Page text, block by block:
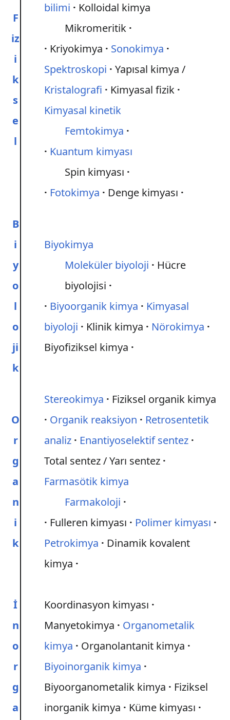
F
iz
i
k
s
e
l
bilimi
Kolloidal kimya
Mikromeritik
Kriyokimya
Sonokimya
Spektroskopi
Yapısal kimya /
Kristalografi
Kimyasal fizik
Kimyasal kinetik
Femtokimya
Kuantum kimyası
Spin kimyası
Fotokimya
Denge kimyası
B
i
y
o
l
o
ji
k
Biyokimya
Moleküler biyoloji
Hücre
biyolojisi
Biyoorganik kimya
Kimyasal
biyoloji
Klinik kimya
Nörokimya
Biyofiziksel kimya
O
r
g
a
n
i
k
Stereokimya
Fiziksel organik kimya
Organik reaksiyon
Retrosentetik
analiz
Enantiyoselektif sentez
Total sentez / Yarı sentez
Farmasötik kimya
Farmakoloji
Fulleren kimyası
Polimer kimyası
Petrokimya
Dinamik kovalent
kimya
İ
n
o
r
g
a
Koordinasyon kimyası
Manyetokimya
Organometalik
kimya
Organolantanit kimya
Biyoinorganik kimya
Biyoorganometalik kimya
Fiziksel
inorganik kimya
Küme kimyası